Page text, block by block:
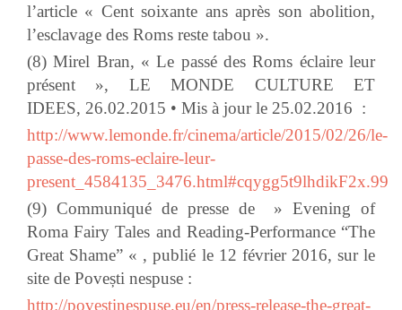
l’article « Cent soixante ans après son abolition,
l’esclavage des Roms reste tabou ».
(8) Mirel Bran, « Le passé des Roms éclaire leur
présent », LE MONDE CULTURE ET
IDEES, 26.02.2015 • Mis à jour le 25.02.2016 :
http://www.lemonde.fr/cinema/article/2015/02/26/le-
passe-des-roms-eclaire-leur-
present_4584135_3476.html#cqygg5t9lhdikF2x.99
(9) Communiqué de presse de » Evening of
Roma Fairy Tales and Reading-Performance “The
Great Shame” « , publié le 12 février 2016, sur le
site de Povești nespuse :
http://povestinespuse.eu/en/press-release-the-great-